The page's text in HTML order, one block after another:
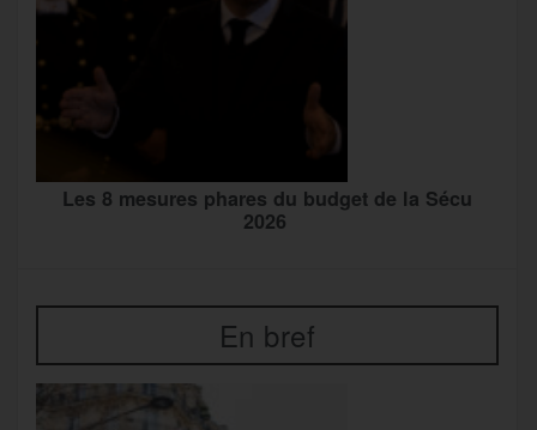
Les 8 mesures phares du budget de la Sécu
2026
En bref